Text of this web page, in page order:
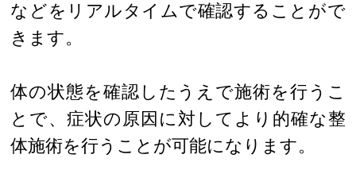
などをリアルタイムで確認することがで
きます。
体の状態を確認したうえで施術を行うこ
とで、症状の原因に対してより的確な整
体施術を行うことが可能になります。